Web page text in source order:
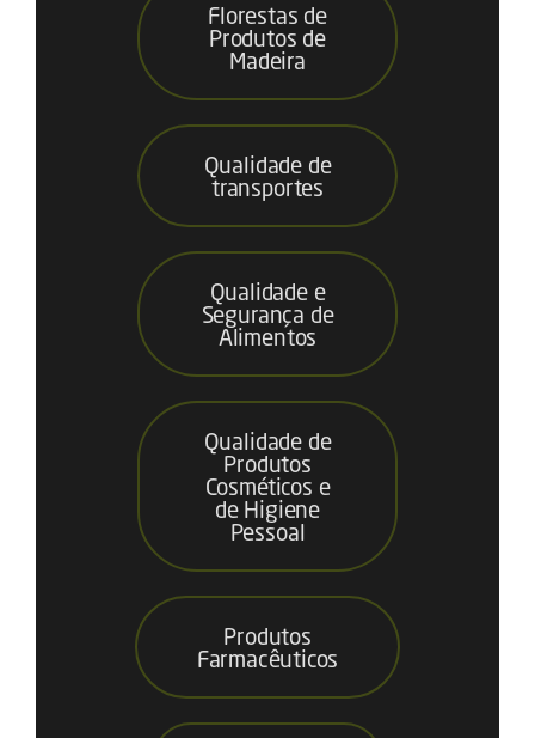
Florestas de
Produtos de
Madeira
Qualidade de
transportes
Qualidade e
Segurança de
Alimentos
Qualidade de
Produtos
Cosméticos e
de Higiene
Pessoal
Produtos
Farmacêuticos